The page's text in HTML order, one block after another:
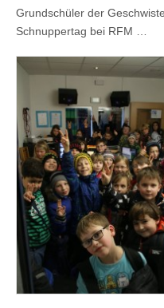
Grundschüler der
Schnuppertag bei RFM …